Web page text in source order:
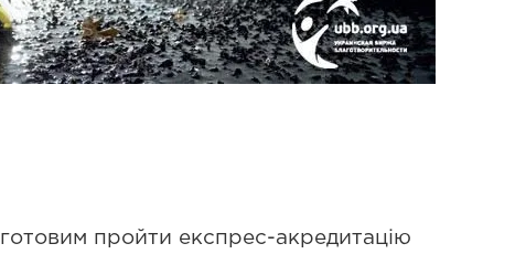
пройти експрес-акредитацію